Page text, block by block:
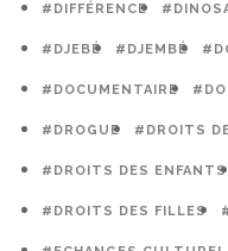
#DIFFÉRENCE
#DJEBÉ #DJEMBÉ
#DOCUMENTAIRE
#DROGUE #DROITS
#DROITS DES ENFANTS
#DROITS DES FILLES